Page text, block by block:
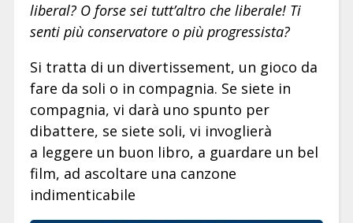
liberal? O forse sei tutt’altro che liberale! Ti
senti più conservatore o più progressista?
Si tratta di un divertissement, un gioco da
fare da soli o in compagnia. Se siete in
compagnia, vi darà uno spunto per
dibattere, se siete soli, vi invoglierà
a leggere un buon libro, a guardare un bel
film, ad ascoltare una canzone
indimenticabile